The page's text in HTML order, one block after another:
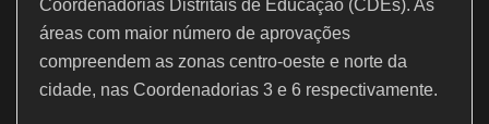
Coordenadorias Distritais de Educação (CDEs). As
áreas com maior número de aprovações
compreendem as zonas centro-oeste e norte da
cidade, nas Coordenadorias 3 e 6 respectivamente.